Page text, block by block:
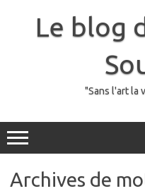
Le blog
"Sans l'art la
Archives de